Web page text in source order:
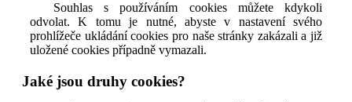
Souhlas s používáním cookies můžete kdykoli
odvolat. K tomu je nutné, abyste v nastavení svého
prohlížeče ukládání cookies pro naše stránky zakázali a již
uložené cookies případně vymazali.
Jaké jsou druhy cookies?